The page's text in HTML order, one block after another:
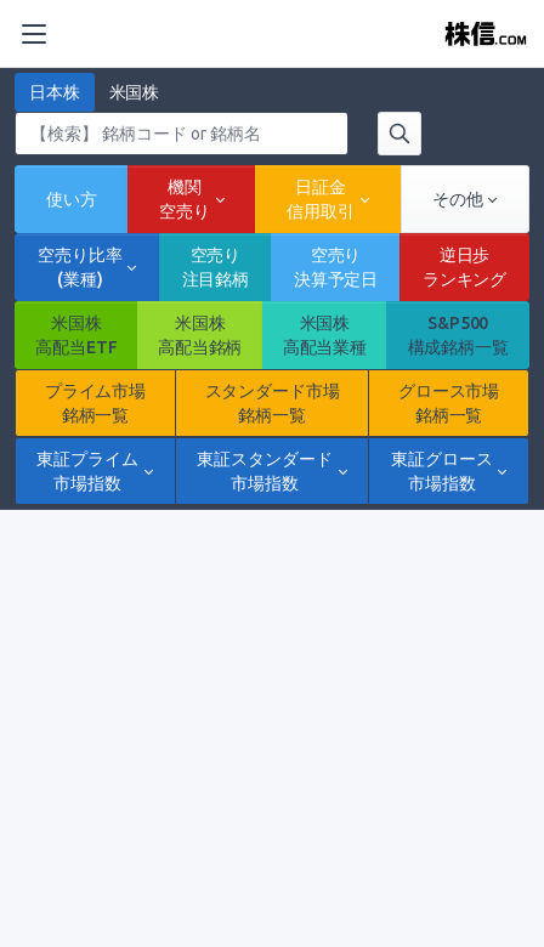
日本株 米国株
使い方
機関
空売り
日証金
信用取引
その他
空売り比率
(業種)
空売り
注目銘柄
空売り
決算予定日
逆日歩
ランキング
米国株
高配当ETF
米国株
高配当銘柄
米国株
高配当業種
S&P500
構成銘柄一覧
プライム市場
銘柄一覧
スタンダード市場
銘柄一覧
グロース市場
銘柄一覧
東証プライム
市場指数
東証スタンダード
市場指数
東証グロース
市場指数